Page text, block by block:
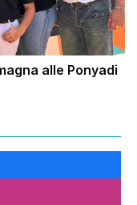
alle Ponyadi